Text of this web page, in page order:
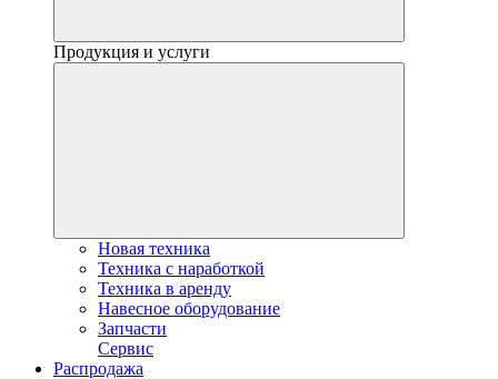
Продукция и услуги
Новая техника
Техника с наработкой
Техника в аренду
Навесное оборудование
Запчасти
Сервис
Распродажа